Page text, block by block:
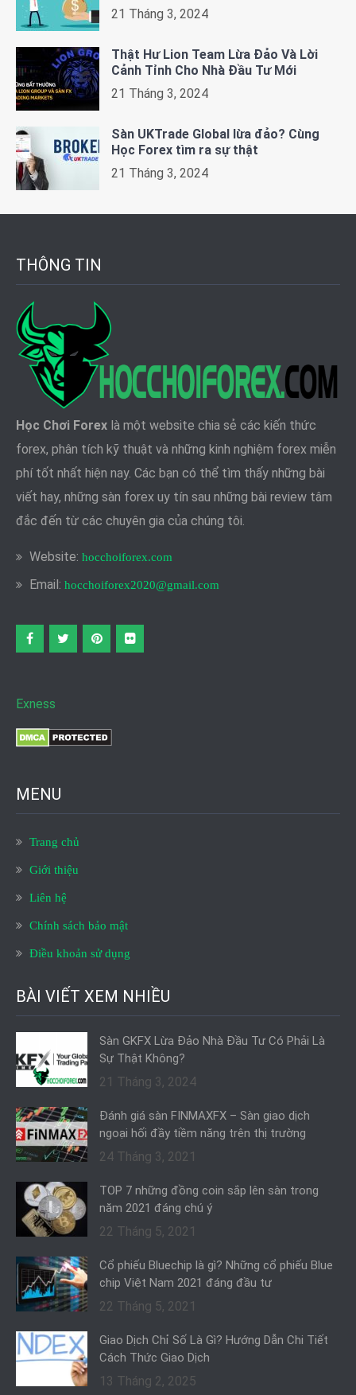
21 Tháng 3, 2024
Thật Hư Lion Team Lừa Đảo Và Lời
Cảnh Tỉnh Cho Nhà Đầu Tư Mới
21 Tháng 3, 2024
Sàn UKTrade Global lừa đảo? Cùng
Học Forex tìm ra sự thật
21 Tháng 3, 2024
THÔNG TIN
Học Chơi Forex là một website chia sẻ các kiến thức
forex, phân tích kỹ thuật và những kinh nghiệm forex miễn
phí tốt nhất hiện nay. Các bạn có thể tìm thấy những bài
viết hay, những sàn forex uy tín sau những bài review tâm
đắc đến từ các chuyên gia của chúng tôi.
Website: hocchoiforex.com
Email: hocchoiforex2020@gmail.com
Exness
MENU
Trang chủ
Giới thiệu
Liên hệ
Chính sách bảo mật
Điều khoản sử dụng
BÀI VIẾT XEM NHIỀU
Sàn GKFX Lừa Đảo Nhà Đầu Tư Có Phải Là
Sự Thật Không?
21 Tháng 3, 2024
Đánh giá sàn FINMAXFX – Sàn giao dịch
ngoại hối đầy tiềm năng trên thị trường
24 Tháng 3, 2021
TOP 7 những đồng coin sắp lên sàn trong
năm 2021 đáng chú ý
22 Tháng 5, 2021
Cổ phiếu Bluechip là gì? Những cổ phiếu Blue
chip Việt Nam 2021 đáng đầu tư
22 Tháng 5, 2021
Giao Dịch Chỉ Số Là Gì? Hướng Dẫn Chi Tiết
Cách Thức Giao Dịch
13 Tháng 2, 2025